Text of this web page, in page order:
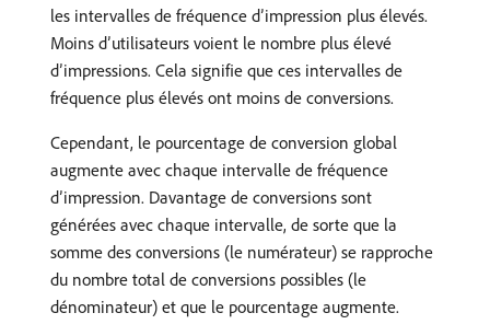
les intervalles de fréquence d’impression plus élevés.
Moins d’utilisateurs voient le nombre plus élevé
d’impressions. Cela signifie que ces intervalles de
fréquence plus élevés ont moins de conversions.
Cependant, le pourcentage de conversion global
augmente avec chaque intervalle de fréquence
d’impression. Davantage de conversions sont
générées avec chaque intervalle, de sorte que la
somme des conversions (le numérateur) se rapproche
du nombre total de conversions possibles (le
dénominateur) et que le pourcentage augmente.